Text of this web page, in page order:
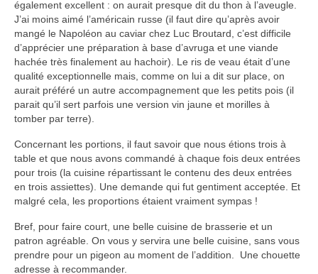
également excellent : on aurait presque dit du thon à l’aveugle.
J’ai moins aimé l’américain russe (il faut dire qu’après avoir
mangé le Napoléon au caviar chez Luc Broutard, c’est difficile
d’apprécier une préparation à base d’avruga et une viande
hachée très finalement au hachoir). Le ris de veau était d’une
qualité exceptionnelle mais, comme on lui a dit sur place, on
aurait préféré un autre accompagnement que les petits pois (il
parait qu’il sert parfois une version vin jaune et morilles à
tomber par terre).
Concernant les portions, il faut savoir que nous étions trois à
table et que nous avons commandé à chaque fois deux entrées
pour trois (la cuisine répartissant le contenu des deux entrées
en trois assiettes). Une demande qui fut gentiment acceptée. Et
malgré cela, les proportions étaient vraiment sympas !
Bref, pour faire court, une belle cuisine de brasserie et un
patron agréable. On vous y servira une belle cuisine, sans vous
prendre pour un pigeon au moment de l’addition. Une chouette
adresse à recommander.